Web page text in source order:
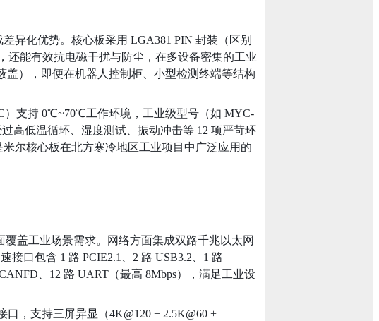
异化优势。核心板采用 LGA381 PIN 封装（区别
还能有效抗电磁干扰与防尘，在多设备密集的工业
盖），即便在机器人控制柜、小型检测终端等结构
）支持 0℃~70℃工作环境，工业级型号（如 MYC-
高低温循环、湿度测试、振动冲击等 12 项严苛环
尔核心板在北方寒冷地区工业项目中广泛应用的
盖工业场景需求。网络方面集成双路千兆以太网
接口包含 1 路 PCIE2.1、2 路 USB3.2、1 路
、12 路 UART（最高 8Mbps），满足工业设
，支持三屏异显（4K@120 + 2.5K@60 +